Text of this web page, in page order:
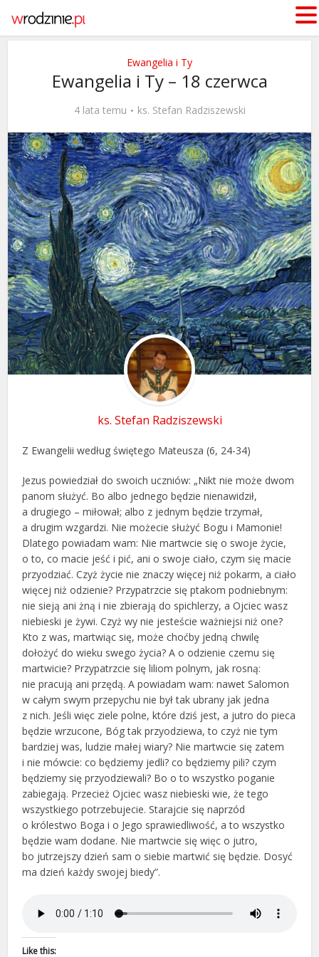
Ewangelia i Ty
Ewangelia i Ty – 18 czerwca
4 lata temu ks. Stefan Radziszewski
ks. Stefan Radziszewski
Z Ewangelii według świętego Mateusza (6, 24-34)
Jezus powiedział do swoich uczniów: „Nikt nie może dwom
panom służyć. Bo albo jednego będzie nienawidził,
a drugiego – miłował; albo z jednym będzie trzymał,
a drugim wzgardzi. Nie możecie służyć Bogu i Mamonie!
Dlatego powiadam wam: Nie martwcie się o swoje życie,
o to, co macie jeść i pić, ani o swoje ciało, czym się macie
przyodziać. Czyż życie nie znaczy więcej niż pokarm, a ciało
więcej niż odzienie? Przypatrzcie się ptakom podniebnym:
nie sieją ani żną i nie zbierają do spichlerzy, a Ojciec wasz
niebieski je żywi. Czyż wy nie jesteście ważniejsi niż one?
Kto z was, martwiąc się, może choćby jedną chwilę
dołożyć do wieku swego życia? A o odzienie czemu się
martwicie? Przypatrzcie się liliom polnym, jak rosną:
nie pracują ani przędą. A powiadam wam: nawet Salomon
w całym swym przepychu nie był tak ubrany jak jedna
z nich. Jeśli więc ziele polne, które dziś jest, a jutro do pieca
będzie wrzucone, Bóg tak przyodziewa, to czyż nie tym
bardziej was, ludzie małej wiary? Nie martwcie się zatem
i nie mówcie: co będziemy jedli? co będziemy pili? czym
będziemy się przyodziewali? Bo o to wszystko poganie
zabiegają. Przecież Ojciec wasz niebieski wie, że tego
wszystkiego potrzebujecie. Starajcie się naprzód
o królestwo Boga i o Jego sprawiedliwość, a to wszystko
będzie wam dodane. Nie martwcie się więc o jutro,
bo jutrzejszy dzień sam o siebie martwić się będzie. Dosyć
ma dzień każdy swojej biedy”.
Like this: